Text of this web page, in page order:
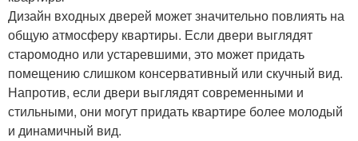
Дизайн входных дверей может значительно повлиять на
общую атмосферу квартиры. Если двери выглядят
старомодно или устаревшими, это может придать
помещению слишком консервативный или скучный вид.
Напротив, если двери выглядят современными и
стильными, они могут придать квартире более молодый
и динамичный вид.